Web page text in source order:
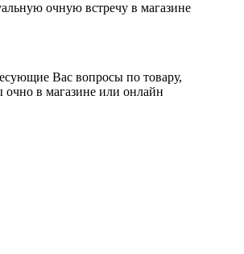
очную встречу в магазине
Вас вопросы по товару,
очно в магазине или онлайн